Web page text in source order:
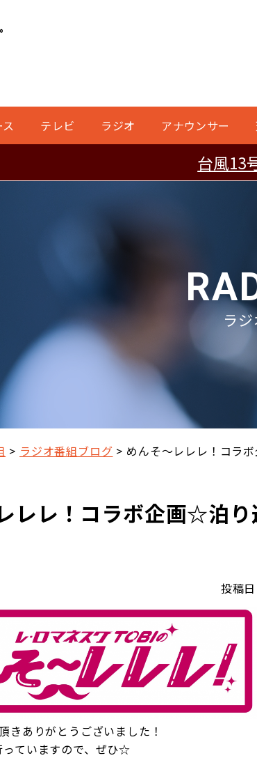
テレビ ラジオ アナウンサー
台風13
ラ
ラジオ番組ブログ めんそ～レレレ！コラ
レレ！コラボ企画☆泊り
投稿
きありがとうございました！
ていますので、ぜひ☆